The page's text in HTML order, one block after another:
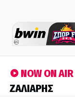
NOW ON AIR
ΖΑΛΙΑΡΗΣ